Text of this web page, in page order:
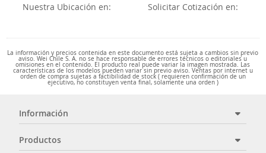
Nuestra Ubicación en: Solicitar Cotización en:
La información y precios contenida en este documento está sujeta a cambios sin previo
aviso. Wei Chile S. A. no se hace responsable de errores técnicos o editoriales u
omisiones en el contenido. El producto real puede variar la imagen mostrada. Las
características de los modelos pueden variar sin previo aviso. Ventas por internet u
orden de compra sujetas a factibilidad de stock ( requieren confirmación de un
ejecutivo, no constituyen venta final, solamente una orden )
Información
Productos